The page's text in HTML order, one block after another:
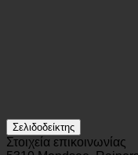
Σελιδοδείκτης